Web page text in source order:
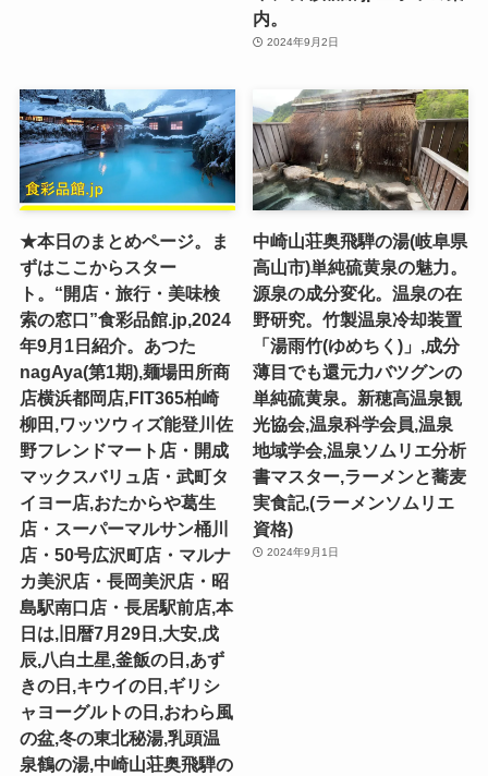
内。
2024年9月2日
★本日のまとめページ。ま
ずはここからスター
ト。“開店・旅行・美味検
索の窓口”食彩品館.jp,2024
年9月1日紹介。あつた
nagAya(第1期),麺場田所商
店横浜都岡店,FIT365柏崎
柳田,ワッツウィズ能登川佐
野フレンドマート店・開成
マックスバリュ店・武町タ
イヨー店,おたからや葛生
店・スーパーマルサン桶川
店・50号広沢町店・マルナ
カ美沢店・長岡美沢店・昭
島駅南口店・長居駅前店,本
日は,旧暦7月29日,大安,戊
辰,八白土星,釜飯の日,あず
きの日,キウイの日,ギリシ
ャヨーグルトの日,おわら風
の盆,冬の東北秘湯,乳頭温
泉鶴の湯,中崎山荘奥飛騨の
中崎山荘奥飛騨の湯(岐阜県
高山市)単純硫黄泉の魅力。
源泉の成分変化。温泉の在
野研究。竹製温泉冷却装置
「湯雨竹(ゆめちく)」,成分
薄目でも還元力バツグンの
単純硫黄泉。新穂高温泉観
光協会,温泉科学会員,温泉
地域学会,温泉ソムリエ分析
書マスター,ラーメンと蕎麦
実食記,(ラーメンソムリエ
資格)
2024年9月1日